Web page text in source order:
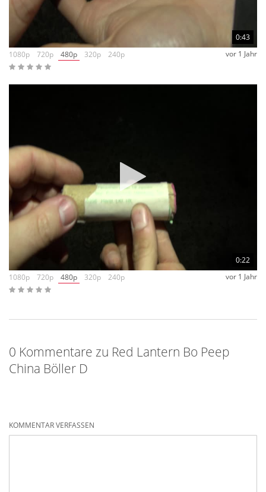
0:43
1080p
720p 480p 320p 240p vor 1 Jahr
0:22
1080p
720p 480p 320p 240p vor 1 Jahr
0 Kommentare zu Red Lantern Bo Peep
China Böller D
KOMMENTAR VERFASSEN